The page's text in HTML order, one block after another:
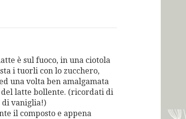
è sul fuoco, in una ciotola
i tuorli con lo zucchero,
una volta ben amalgamata
del latte bollente. (ricordati di
di vaniglia!)
il composto e appena